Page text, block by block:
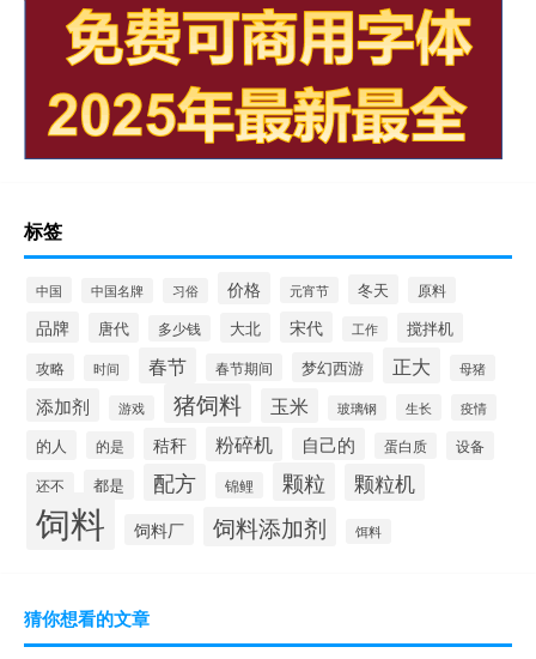
标签
中国 中国名牌 习俗 价格 元宵节 冬天 原料
品牌 唐代 多少钱 大北 宋代 工作 搅拌机
攻略 时间 春节 春节期间 梦幻西游 正大 母猪
添加剂 游戏 猪饲料 玉米 玻璃钢 生长 疫情
的人 的是 秸秆 粉碎机 自己的 蛋白质 设备
还不 都是 配方 锦鲤 颗粒 颗粒机
饲料 饲料厂 饲料添加剂 饵料
猜你想看的文章